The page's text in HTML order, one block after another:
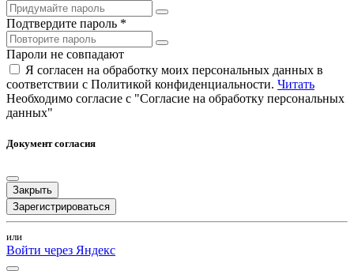
Подтвердите пароль *
Пароли не совпадают
Я согласен на обработку моих персональных данных в
соответствии с Политикой конфиденциальности. Читать
Необходимо согласие с "Согласие на обработку персональных
данных"
Документ согласия
Закрыть
Зарегистрироваться
или
Войти через Яндекс